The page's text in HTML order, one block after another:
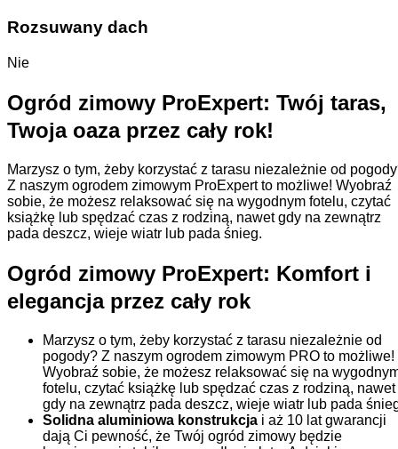
Rozsuwany dach
Nie
Ogród zimowy ProExpert: Twój taras,
Twoja oaza przez cały rok!
Marzysz o tym, żeby korzystać z tarasu niezależnie od
Z naszym ogrodem zimowym ProExpert to możliwe! Wyobraź
sobie, że możesz relaksować się na wygodnym fotelu, czytać
książkę lub spędzać czas z rodziną, nawet gdy na zewnątrz
pada deszcz, wieje wiatr lub pada śnieg.
Ogród zimowy ProExpert: Komfort i
elegancja przez cały rok
Marzysz o tym, żeby korzystać z tarasu niezależnie od
pogody? Z naszym ogrodem zimowym PRO to możliwe!
Wyobraź sobie, że możesz relaksować się na
fotelu, czytać książkę lub spędzać czas z rodziną, nawet
gdy na zewnątrz pada deszcz, wieje wiatr lub pada
Solidna aluminiowa konstrukcja i aż 10 lat gwarancji
dają Ci pewność, że Twój ogród zimowy będzie